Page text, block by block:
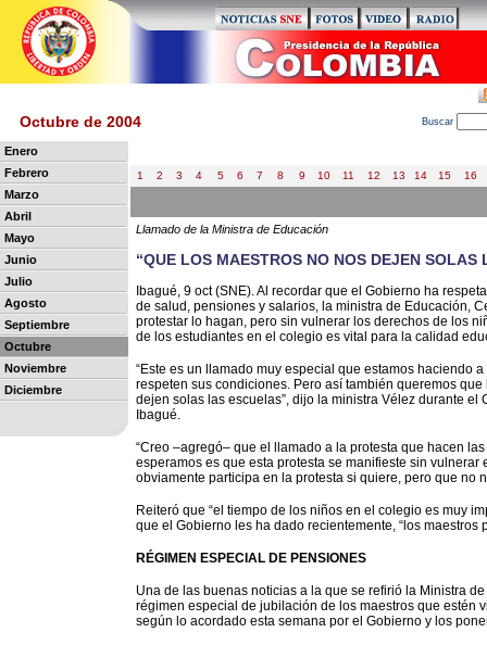
Octubre de 2004 Buscar
Enero
Febrero
Marzo
Abril
Mayo
Junio
Julio
Agosto
Septiembre
Octubre
Noviembre
Diciembre
1 2 3 4 5 6 7 8 9 10 11 12 13 14 15 16
Llamado de la Ministra de Educación
“QUE LOS MAESTROS NO NOS DEJEN SOLAS
Ibagué, 9 oct (SNE). Al recordar que el Gobierno ha
de salud, pensiones y salarios, la ministra de Educación,
protestar lo hagan, pero sin vulnerar los derechos de los
de los estudiantes en el colegio es vital para la calidad
“Este es un llamado muy especial que estamos haciendo
respeten sus condiciones. Pero así también queremos
dejen solas las escuelas”, dijo la ministra Vélez durante
Ibagué.
“Creo –agregó– que el llamado a la protesta que hacen
esperamos es que esta protesta se manifieste sin
obviamente participa en la protesta si quiere, pero que no
Reiteró que “el tiempo de los niños en el colegio es muy
que el Gobierno les ha dado recientemente, “los
RÉGIMEN ESPECIAL DE PENSIONES
Una de las buenas noticias a la que se refirió la Ministra
régimen especial de jubilación de los maestros que estén
según lo acordado esta semana por el Gobierno y los